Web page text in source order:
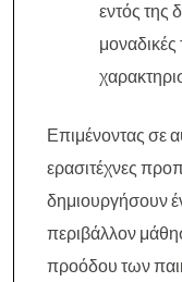
εντός της
μοναδικές
Επιμένοντας σε
ερασιτέχνες
δημιουργήσουν
περιβάλλον
προόδου των